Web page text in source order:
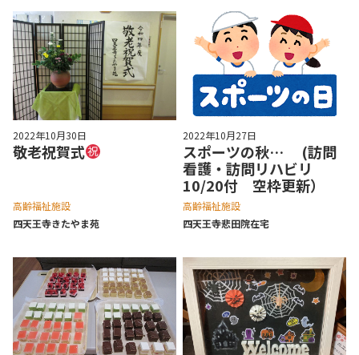
2022年10月30日
敬老祝賀式
高齢福祉施設
四天王寺きたやま苑
2022年10月27日
スポーツの秋… (訪問
看護・訪問リハビリ
10/20付 空枠更新）
高齢福祉施設
四天王寺悲⽥院在宅